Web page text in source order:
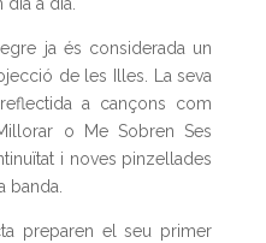
a dia.
ja és considerada un
de les Illes. La seva
a cançons com
o Me Sobren Ses
i noves pinzellades
banda.
preparen el seu primer